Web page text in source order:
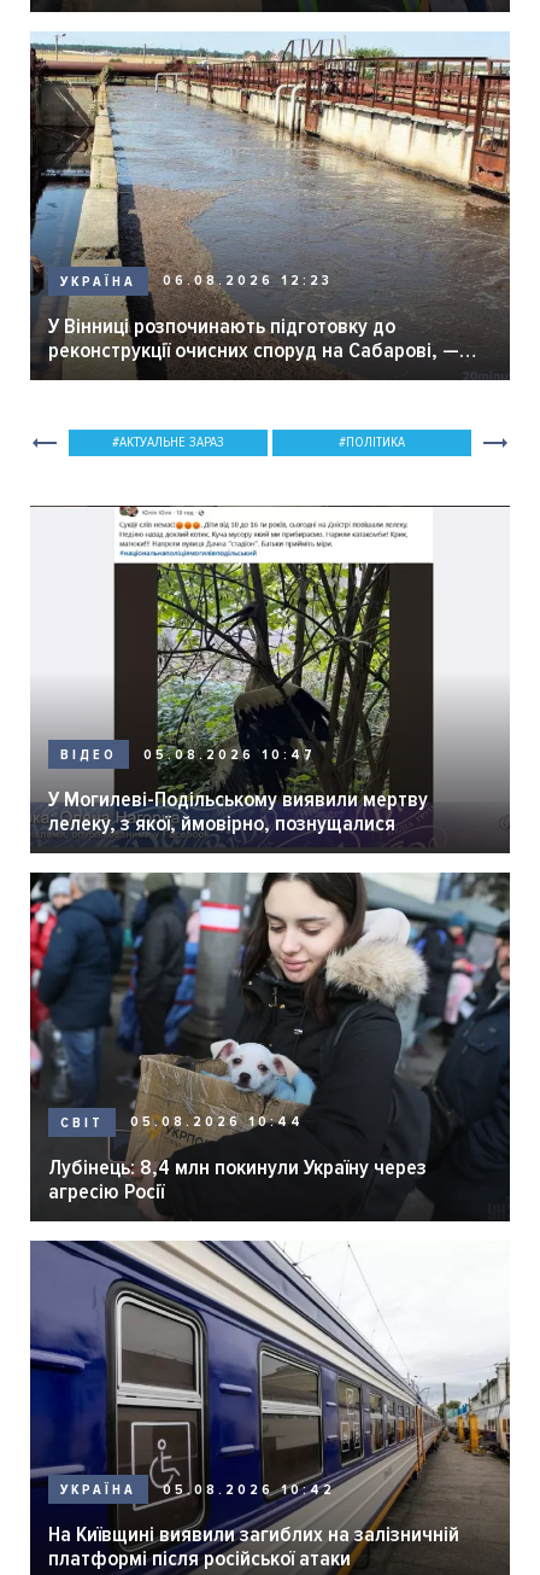
УКРАЇНА 06.08.2026 12:23
У Вінниці розпочинають підготовку до
реконструкції очисних споруд на Сабарові, —
мер Вінниці.
АКТУАЛЬНЕ ЗАРАЗ ПОЛІТИКА
ВІДЕО 05.08.2026 10:47
У Могилеві-Подільському виявили мертву
лелеку, з якої, ймовірно, познущалися
СВІТ 05.08.2026 10:44
Лубінець: 8,4 млн покинули Україну через
агресію Росії
УКРАЇНА 05.08.2026 10:42
На Київщині виявили загиблих на залізничній
платформі після російської атаки